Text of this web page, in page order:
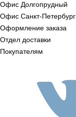
Офис Долгопрудный
Офис Санкт‑Петербург
Оформление заказа
Отдел доставки
Покупателям